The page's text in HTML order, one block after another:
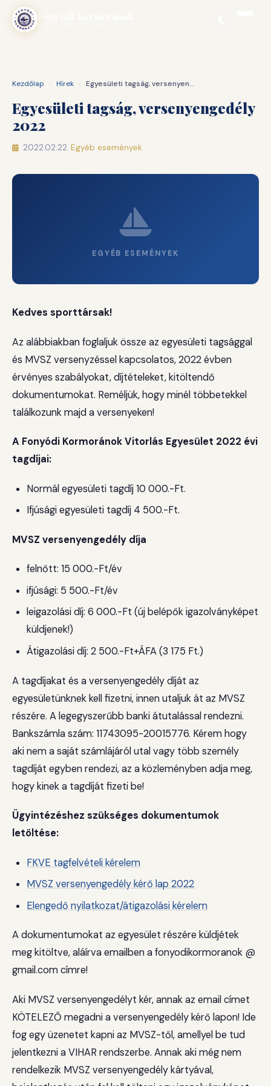
Ugrás
Kezdőlap Hírek Egyesületi tagság, versenyengedély 2022
Egyesületi tagság, versenyengedély
2022
2022.02.22.·Egyéb események
EGYÉB ESEMÉNYEK
Kedves sporttársak!
Az alábbiakban foglaljuk össze az egyesületi tagsággal
és MVSZ versenyzéssel kapcsolatos, 2022 évben
érvényes szabályokat, díjtételeket, kitöltendő
dokumentumokat. Reméljük, hogy minél többetekkel
találkozunk majd a versenyeken!
A Fonyódi Kormoránok Vitorlás Egyesület 2022 évi
tagdíjai:
Normál egyesületi tagdíj 10 000.-Ft.
Ifjúsági egyesületi tagdíj 4 500.-Ft.
MVSZ versenyengedély díja
felnőtt: 15 000.-Ft/év
ifjúsági: 5 500.-Ft/év
leigazolási díj: 6 000.-Ft (új belépők igazolványképet
küldjenek!)
Átigazolási díj: 2 500.-Ft+ÁFA (3 175 Ft.)
A tagdíjakat és a versenyengedély díját az
egyesületünknek kell fizetni, innen utaljuk át az MVSZ
részére. A legegyszerűbb banki átutalással rendezni.
Bankszámla szám: 11743095-20015776. Kérem hogy
aki nem a saját számlájáról utal vagy több személy
tagdíját egyben rendezi, az a közleményben adja meg,
hogy kinek a tagdíját fizeti be!
Ügyintézéshez szükséges dokumentumok
letöltése:
FKVE tagfelvételi kérelem
MVSZ versenyengedély kérő lap 2022
Elengedő nyilatkozat/átigazolási kérelem
A dokumentumokat az egyesület részére küldjétek
meg kitöltve, aláírva emailben a fonyodikormoranok @
gmail.com címre!
Aki MVSZ versenyengedélyt kér, annak az email címet
KÖTELEZŐ megadni a versenyengedély kérő lapon! Ide
fog egy üzenetet kapni az MVSZ-től, amellyel be tud
jelentkezni a VIHAR rendszerbe. Annak aki még nem
rendelkezik MVSZ versenyengedély kártyával,